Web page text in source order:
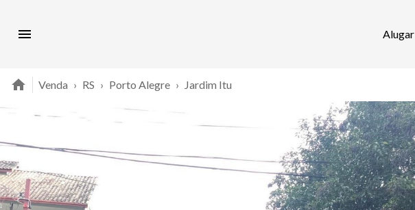
Alugar
Venda › RS › Porto Alegre › Jardim Itu